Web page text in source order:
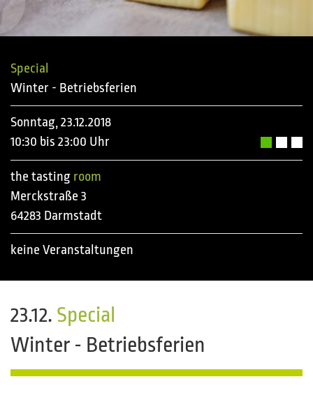
Special
Winter - Betriebsferien
Sonntag, 23.12.2018
10:30 bis 23:00 Uhr
the tasting room
Merckstraße 3
64283 Darmstadt
keine Veranstaltungen
23.12. Special
Winter - Betriebsferien